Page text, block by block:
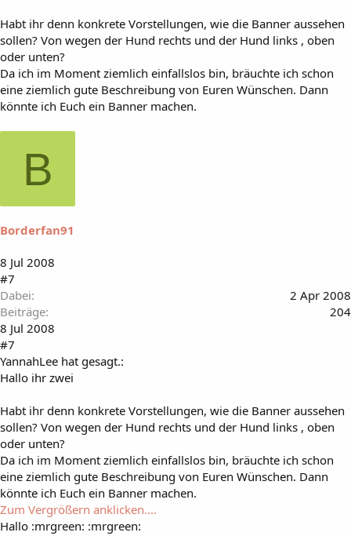
Habt ihr denn konkrete Vorstellungen, wie die Banner aussehen
sollen? Von wegen der Hund rechts und der Hund links , oben
oder unten?
Da ich im Moment ziemlich einfallslos bin, bräuchte ich schon
eine ziemlich gute Beschreibung von Euren Wünschen. Dann
könnte ich Euch ein Banner machen.
B
Borderfan91
8 Jul 2008
#7
Dabei
2 Apr 2008
Beiträge
204
8 Jul 2008
#7
YannahLee hat gesagt.:
Hallo ihr zwei
Habt ihr denn konkrete Vorstellungen, wie die Banner aussehen
sollen? Von wegen der Hund rechts und der Hund links , oben
oder unten?
Da ich im Moment ziemlich einfallslos bin, bräuchte ich schon
eine ziemlich gute Beschreibung von Euren Wünschen. Dann
könnte ich Euch ein Banner machen.
Zum Vergrößern anklicken....
Hallo :mrgreen: :mrgreen: